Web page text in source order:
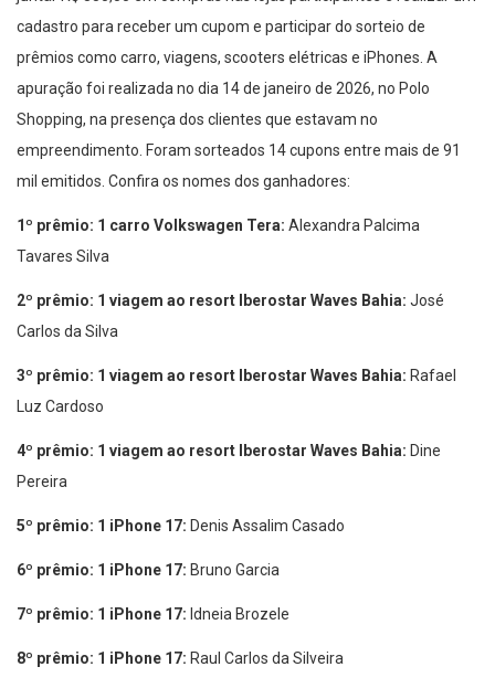
cadastro para receber um cupom e participar do sorteio de
prêmios como carro, viagens, scooters elétricas e iPhones. A
apuração foi realizada no dia 14 de janeiro de 2026, no Polo
Shopping, na presença dos clientes que estavam no
empreendimento. Foram sorteados 14 cupons entre mais de 91
mil emitidos. Confira os nomes dos ganhadores:
1º prêmio: 1 carro Volkswagen Tera: Alexandra Palcima
Tavares Silva
2º prêmio: 1 viagem ao resort Iberostar Waves Bahia: José
Carlos da Silva
3º prêmio: 1 viagem ao resort Iberostar Waves Bahia: Rafael
Luz Cardoso
4º prêmio: 1 viagem ao resort Iberostar Waves Bahia: Dine
Pereira
5º prêmio: 1 iPhone 17: Denis Assalim Casado
6º prêmio: 1 iPhone 17: Bruno Garcia
7º prêmio: 1 iPhone 17: Idneia Brozele
8º prêmio: 1 iPhone 17: Raul Carlos da Silveira